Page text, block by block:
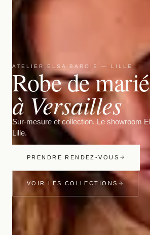
ATELIER ELSA BAROIS — LILLE
Robe de
à Versailles
Sur-mesure et collection. Le showroom
Lille.
PRENDRE RENDEZ-VOUS
VOIR LES COLLECTIONS